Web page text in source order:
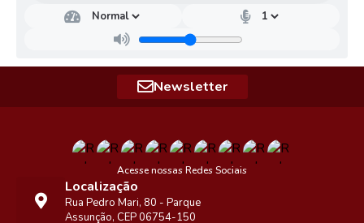
etar
Ailto
Newsletter
Acesse nossas Redes Sociais
Localização
Rua Pedro Mari, 80 - Parque
Assunção, CEP 06754-150